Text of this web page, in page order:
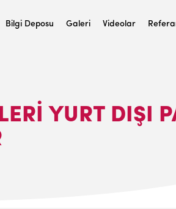
Bilgi Deposu Galeri Videolar
YURT DIŞI